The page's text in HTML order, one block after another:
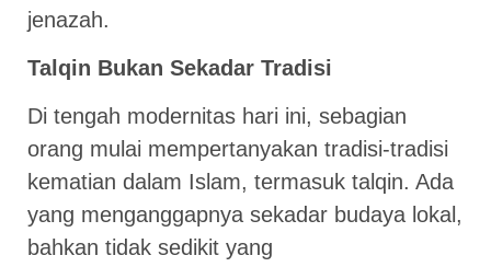
jenazah.
Talqin Bukan Sekadar Tradisi
Di tengah modernitas hari ini, sebagian
orang mulai mempertanyakan tradisi-tradisi
kematian dalam Islam, termasuk talqin. Ada
yang menganggapnya sekadar budaya lokal,
bahkan tidak sedikit yang